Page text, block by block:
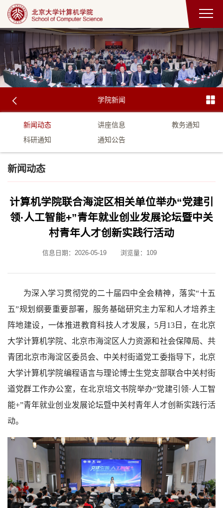
学院新闻
新闻动态 讲座信息
教务通知
科研通知
通知公告
新闻动态
计算机学院联合海淀区相关单位举办“党建引
领·人工智能+”青年就业创业发展论坛暨中关
村青年人才创新实践行活动
信息日期：2026-05-19 浏览量： 109
为深入学习贯彻党的二十届四中全会精神，落实“十五
五”规划纲要重要部署，服务基础研究主力军和人才培养主
阵地建设，一体推进教育科技人才发展，5月13日，在北京
大学计算机学院、北京市海淀区人力资源和社会保障局、共
青团北京市海淀区委员会、中关村街道党工委指导下，北京
大学计算机学院编程语言与理论博士生党支部联合中关村街
道党群工作办公室，在北京培文书院举办“党建引领·人工智
能+”青年就业创业发展论坛暨中关村青年人才创新实践行活
动。